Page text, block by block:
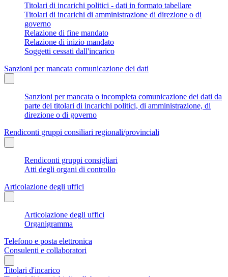
Titolari di incarichi politici - dati in formato tabellare
Titolari di incarichi di amministrazione di direzione o di
governo
Relazione di fine mandato
Relazione di inizio mandato
Soggetti cessati dall'incarico
Sanzioni per mancata comunicazione dei dati
Sanzioni per mancata o incompleta comunicazione dei dati da
parte dei titolari di incarichi politici, di amministrazione, di
direzione o di governo
Rendiconti gruppi consiliari regionali/provinciali
Rendiconti gruppi consigliari
Atti degli organi di controllo
Articolazione degli uffici
Articolazione degli uffici
Organigramma
Telefono e posta elettronica
Consulenti e collaboratori
Titolari d'incarico